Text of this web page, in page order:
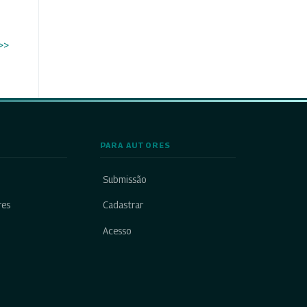
PARA AUTORES
Submissão
Cadastrar
Acesso